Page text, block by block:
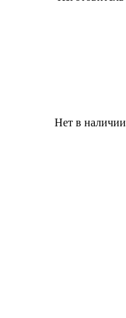
Нет в наличии